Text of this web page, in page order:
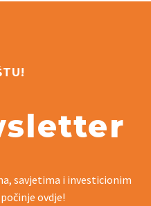
savjetima i investicionim
ovdje!